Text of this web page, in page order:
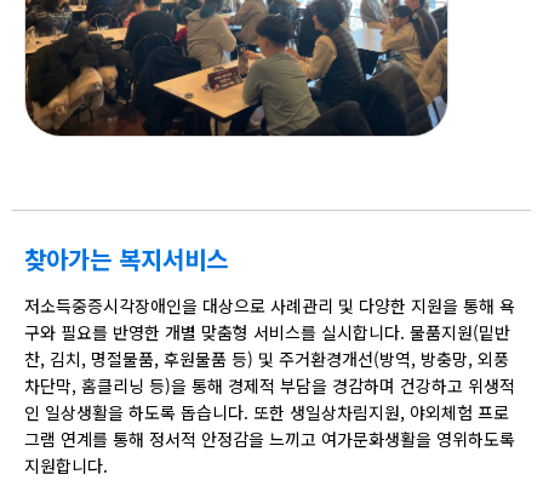
찾아가는 복지서비스
저소득중증시각장애인을 대상으로 사례관리 및 다양한 지원을 통해 욕
구와 필요를 반영한 개별 맞춤형 서비스를 실시합니다. 물품지원(밑반
찬, 김치, 명절물품, 후원물품 등) 및 주거환경개선(방역, 방충망, 외풍
차단막, 홈클리닝 등)을 통해 경제적 부담을 경감하며 건강하고 위생적
인 일상생활을 하도록 돕습니다. 또한 생일상차림지원, 야외체험 프로
그램 연계를 통해 정서적 안정감을 느끼고 여가문화생활을 영위하도록
지원합니다.